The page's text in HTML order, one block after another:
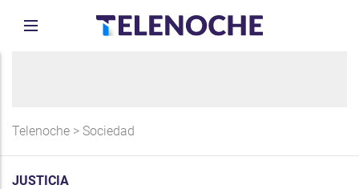
Telenoche > Sociedad
JUSTICIA